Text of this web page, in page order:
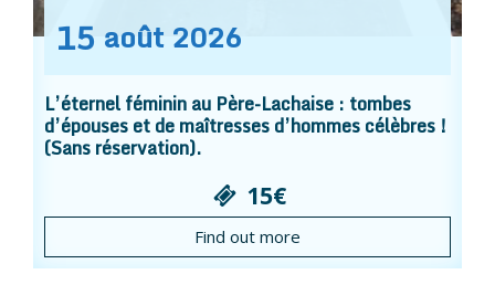
15 août 2026
L’éternel féminin au Père-Lachaise : tombes
d’épouses et de maîtresses d’hommes célèbres !
(Sans réservation).
15€
Find out more